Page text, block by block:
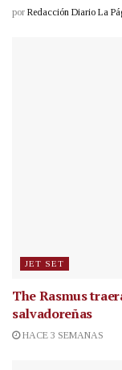
por Redacción Diario La
JET SET
The Rasmus
salvadoreñas
HACE 3 SEMANAS